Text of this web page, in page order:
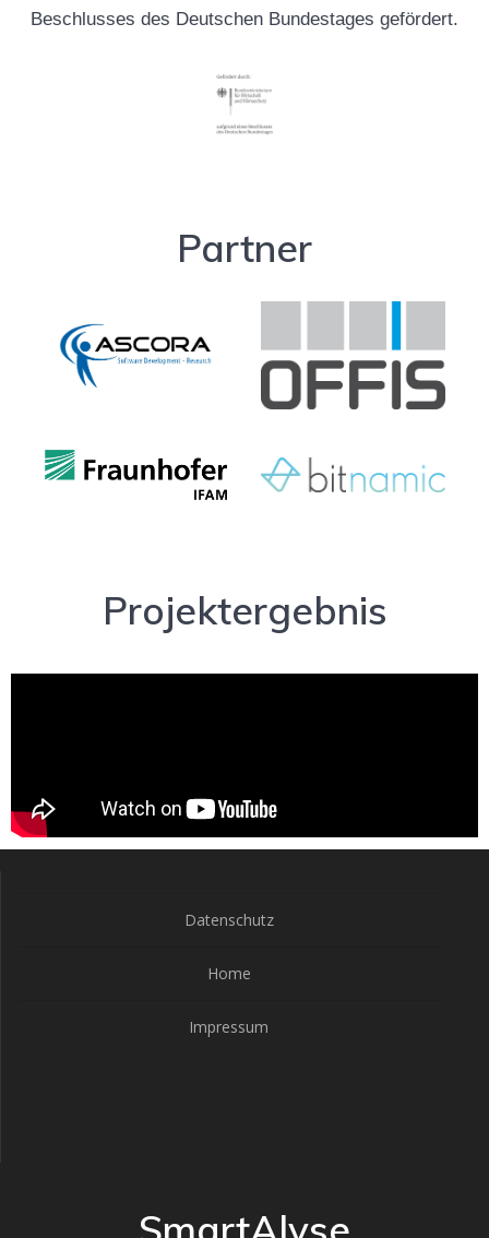
Beschlusses des Deutschen Bundestages gefördert.
Partner
Projektergebnis
Datenschutz
Home
Impressum